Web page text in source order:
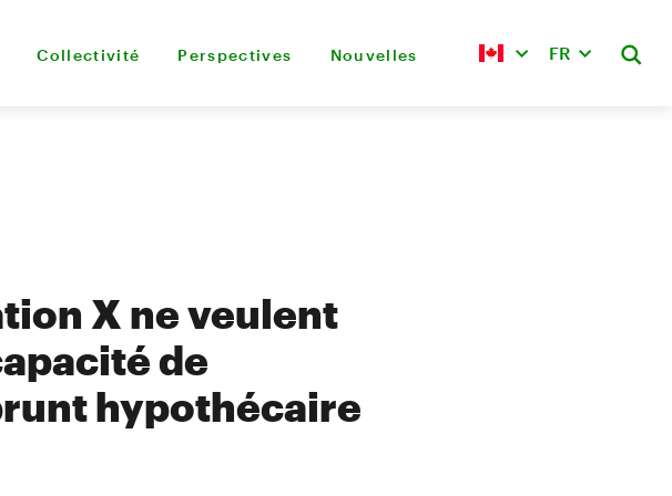
Collectivité Perspectives Nouvelles FR
X ne veulent
de
hypothécaire